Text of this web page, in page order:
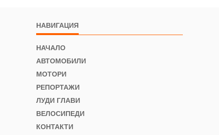
НАВИГАЦИЯ
НАЧАЛО
АВТОМОБИЛИ
МОТОРИ
РЕПОРТАЖИ
ЛУДИ ГЛАВИ
ВЕЛОСИПЕДИ
КОНТАКТИ